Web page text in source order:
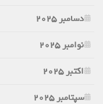
دسامبر 2025
نوامبر 2025
اکتبر 2025
سپتامبر 2025